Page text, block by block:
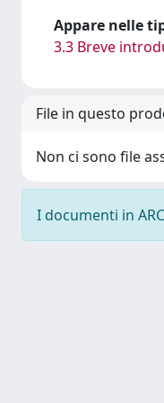
Appare nelle
3.3 Breve
File in questo
Non ci sono file
I documenti in